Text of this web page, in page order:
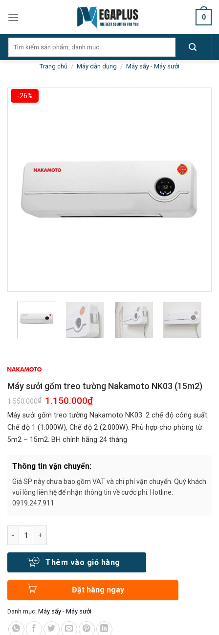
0
kiếm:
Trang chủ / Máy dân dụng / Máy sấy - Máy sưởi
-26%
Máy sưởi gốm treo tường Nakamoto NK03 (15m2)
1.550.000₫ Giá
gốc
là:
1.550.000₫.
1.150.000₫Giá
tại
là:
1.150.000₫.
Máy sưởi gốm treo tường Nakamoto NK03. 2 chế độ công suất:
Chế độ 1 (1.000W), Chế độ 2 (2.000W). Phù hợp cho phòng từ
5m2 – 15m2. BH chính hãng 24 tháng
Thông tin vận chuyển:
Giá SP này chưa bao gồm VAT và chi phí vận chuyển. Quý khách
vui lòng liên hệ để nhận thông tin về cước phí. Hotline:
0919.247.911
Số lượng
Thêm vào giỏ hàng
Đặt hàng ngay
Danh mục: Máy sấy - Máy sưởi